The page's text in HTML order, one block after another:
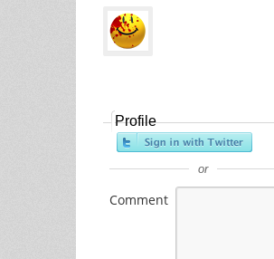
Profile
or
Comment